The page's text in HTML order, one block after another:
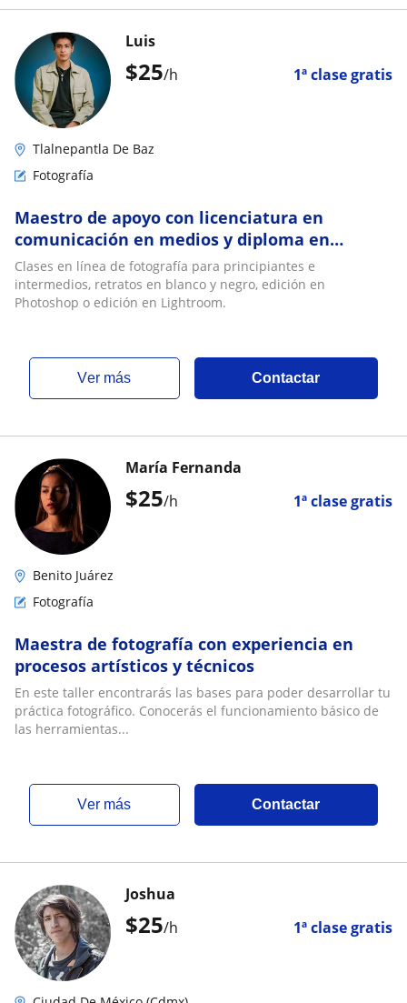
$25/h 1ª clase gratis
Luis
Tlalnepantla De Baz
Fotografía
Maestro de apoyo con licenciatura en
comunicación en medios y diploma en
Forografia profesional. Clases en línea sobre
forografia para principiantes, fotografía en
blanco y negro, edición en Photoshop o
Clases en línea de fotografía para principiantes e
intermedios, retratos en blanco y negro, edición en
Photoshop o edición en Lightroom.
ver más Contactar
$25/h 1ª clase gratis
María Fernanda
Benito Juárez
Fotografía
Maestra de fotografía con experiencia en
procesos artísticos y técnicos
En este taller encontrarás las bases para poder desarrollar tu
práctica fotográfico. Conocerás el funcionamiento básico de
las herramientas...
ver más Contactar
$25/h 1ª clase gratis
Joshua